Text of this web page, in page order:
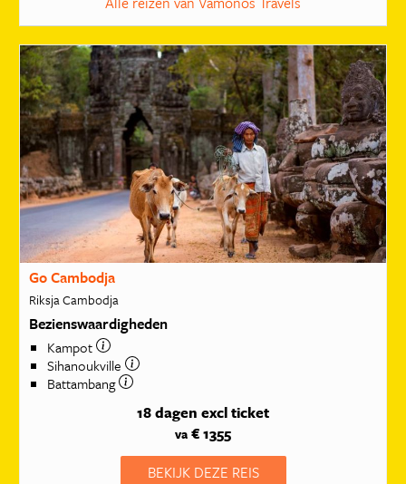
Go Cambodja
Riksja Cambodja
Bezienswaardigheden
Kampot
Sihanoukville
Battambang
18 dagen excl ticket
va € 1355
BEKIJK DEZE REIS